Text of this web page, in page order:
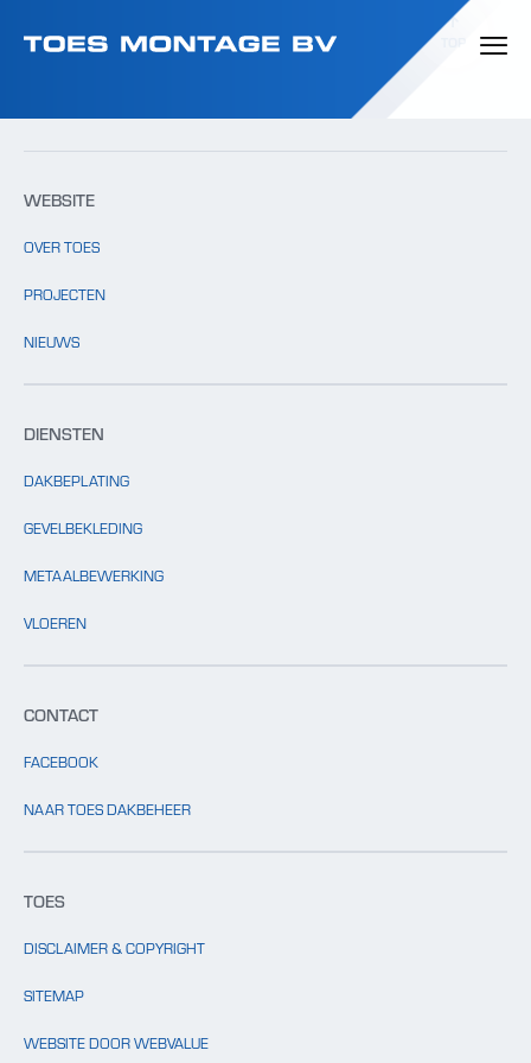
WEBSITE
OVER TOES
PROJECTEN
NIEUWS
DIENSTEN
DAKBEPLATING
GEVELBEKLEDING
METAALBEWERKING
VLOEREN
CONTACT
FACEBOOK
NAAR TOES DAKBEHEER
TOES
DISCLAIMER & COPYRIGHT
SITEMAP
WEBSITE DOOR WEBVALUE